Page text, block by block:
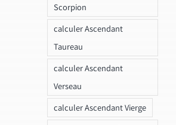
Scorpion
calculer Ascendant
Taureau
calculer Ascendant
Verseau
calculer Ascendant Vierge